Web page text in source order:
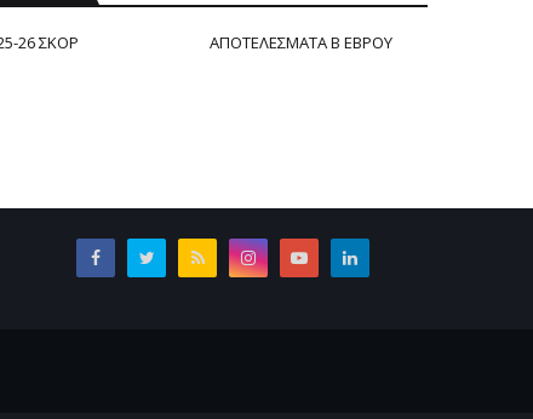
26 ΣΚΟΡ ΑΠΟΤΕΛΕΣΜΑΤΑ Β ΕΒΡΟΥ